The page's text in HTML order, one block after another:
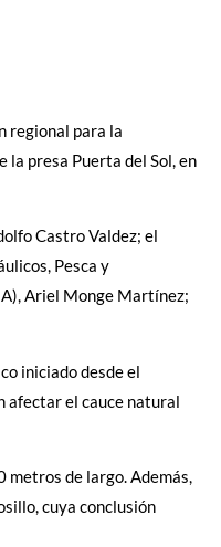
regional para la
la presa Puerta del Sol, en
Castro Valdez; el
Pesca y
Ariel Monge Martínez;
iniciado desde el
afectar el cauce natural
metros de largo. Además,
cuya conclusión